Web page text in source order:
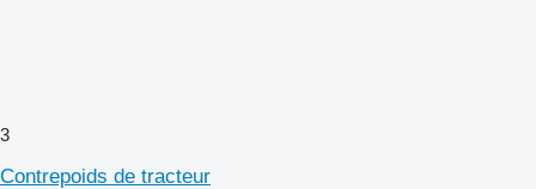
3
Contrepoids de tracteur